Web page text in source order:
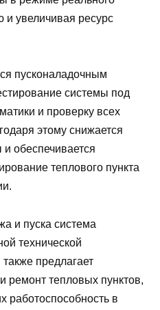
и увеличивая ресурс
пусконаладочным
системы под
и проверку всех
этому снижается
и обеспечивается
теплового пункта
и пуска система
технической
предлагает
ремонт тепловых пунктов,
работоспособность в